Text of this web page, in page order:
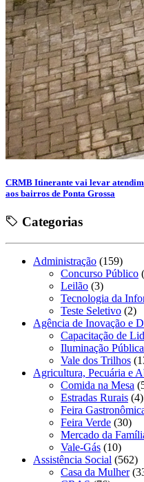
CRMB Itinerante vai levar
aos bairros de Ponta Grossa
Categorias
Administração (159)
Concurso Público
Leilão (3)
Tecnologia da
Teste Seletivo (2)
Agência de Inovação e
Capacitação de
Iluminação Pública
Vale dos Trilhos
Agricultura, Pecuária e
Comida na Mesa
Estradas Rurais (4)
Feira
Feira Verde (30)
Mercado da
Vale-Gás (10)
Assistência Social (562)
Casa da Mulher